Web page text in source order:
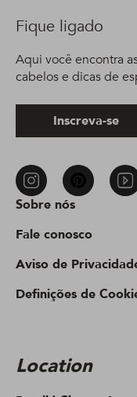
Sobre nós
Fale conosco
Aviso de
Definições de
Location
Fique ligado
Aqui você encontra
cabelos e dicas de
Inscreva-se